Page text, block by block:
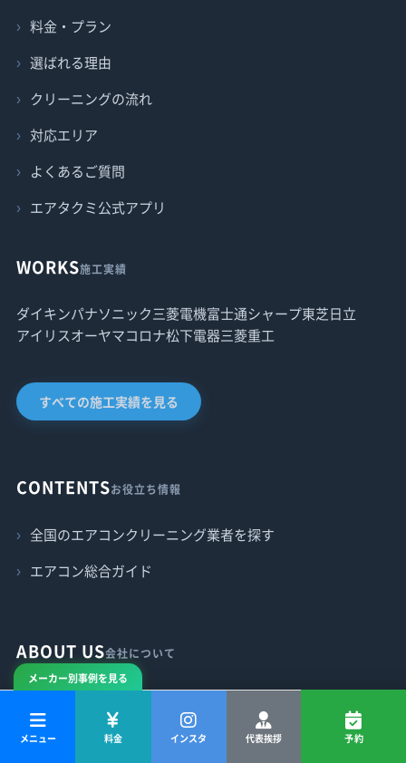
メーカー別事例を見る
メニュー 料金 インスタ 代表挨拶 予約
料金・プラン
選ばれる理由
クリーニングの流れ
対応エリア
よくあるご質問
エアタクミ公式アプリ
WORKS施工実績
ダイキンパナソニック三菱電機富士通シャープ東芝日立
アイリスオーヤマコロナ松下電器三菱重工
すべての施工実績を見る
CONTENTSお役立ち情報
全国のエアコンクリーニング業者を探す
エアコン総合ガイド
ABOUT US会社について
サービス名： エアタクミ
住所： 神奈川県横浜市西区北幸2-10-48 むつみビル3階